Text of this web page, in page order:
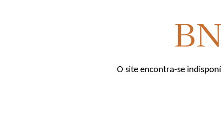
O site encontra-se